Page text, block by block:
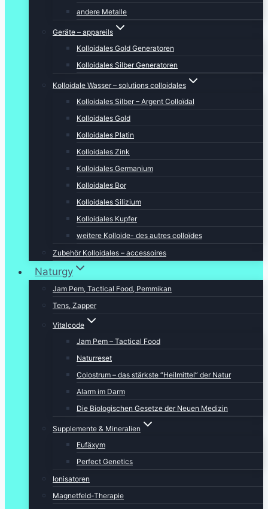
andere Metalle
Geräte – appareils
Kolloidales Gold Generatoren
Kolloidales Silber Generatoren
Kolloidale Wasser – solutions colloidales
Kolloidales Silber – Argent Colloïdal
Kolloidales Gold
Kolloidales Platin
Kolloidales Zink
Kolloidales Germanium
Kolloidales Bor
Kolloidales Silizium
Kolloidales Kupfer
weitere Kolloide- des autres colloïdes
Zubehör Kolloidales – accessoires
Naturgy
Jam Pem, Tactical Food, Pemmikan
Tens, Zapper
Vitalcode
Jam Pem – Tactical Food
Naturreset
Colostrum – das stärkste “Heilmittel” der Natur
Alarm im Darm
Die Biologischen Gesetze der Neuen Medizin
Supplemente & Mineralien
Eufäxym
Perfect Genetics
Ionisatoren
Magnetfeld-Therapie